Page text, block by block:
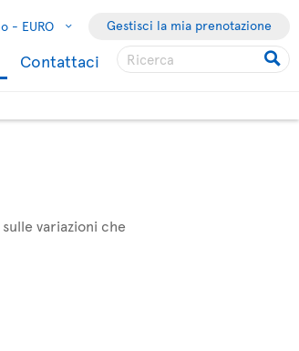
- EURO Gestisci la mia prenotazione
Contattaci
variazioni che